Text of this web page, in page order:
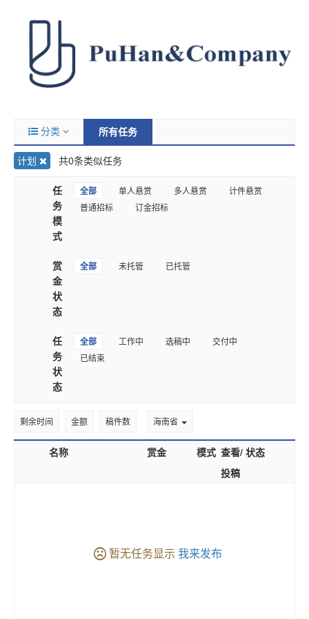
分类 所有任务
计划 共0条类似任务
任
务
模
式
全部 单人悬赏 多人悬赏
计件悬赏
普通招标
订金招标
赏
金
状
态
全部 未托管 已托管
任
务
状
态
全部 工作中 选稿中
交付中
已结束
剩余时间 金额 稿件数 海南省
名称 赏金 模式 查看/
投稿
状态
暂无任务显示 我来发布